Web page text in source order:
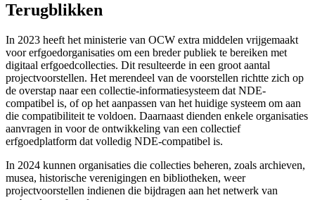
Terugblikken
In 2023 heeft het ministerie van OCW extra middelen vrijgemaakt
voor erfgoedorganisaties om een breder publiek te bereiken met
digitaal erfgoedcollecties. Dit resulteerde in een groot aantal
projectvoorstellen. Het merendeel van de voorstellen richtte zich op
de overstap naar een collectie-informatiesysteem dat NDE-
compatibel is, of op het aanpassen van het huidige systeem om aan
die compatibiliteit te voldoen. Daarnaast dienden enkele organisaties
aanvragen in voor de ontwikkeling van een collectief
erfgoedplatform dat volledig NDE-compatibel is.
In 2024 kunnen organisaties die collecties beheren, zoals archieven,
musea, historische verenigingen en bibliotheken, weer
projectvoorstellen indienen die bijdragen aan het netwerk van